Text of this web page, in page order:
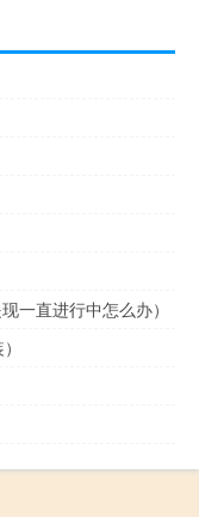
一直进行中怎么办）